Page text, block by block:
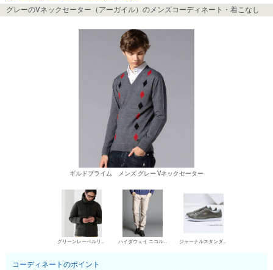
グレーのVネックセーター（アーガイル）のメンズコーディネート・着こなし
ギルドプライム メンズ グレー Vネックセーター
グリーンレーベルリラクシング ダウンジャケット ハイダウェイ ニコル デニムパンツ・ジーンズ ジャーナルスタンダード ローカットスニーカー
コーディネートのポイント